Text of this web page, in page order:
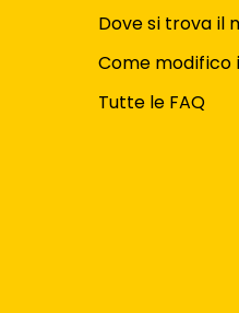
Dove si trova il
Come modifico
Tutte le FAQ